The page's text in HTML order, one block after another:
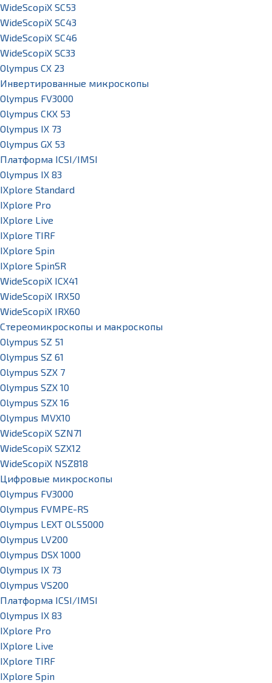
WideScopiX SC53
WideScopiX SC43
WideScopiX SC46
WideScopiX SC33
Olympus CX 23
Инвертированные микроскопы
Olympus FV3000
Olympus CKX 53
Olympus IX 73
Olympus GX 53
Платформа ICSI/IMSI
Olympus IX 83
IXplore Standard
IXplore Pro
IXplore Live
IXplore TIRF
IXplore Spin
IXplore SpinSR
WideScopiX ICX41
WideScopiX IRX50
WideScopiX IRX60
Стереомикроскопы и макроскопы
Olympus SZ 51
Olympus SZ 61
Olympus SZX 7
Olympus SZX 10
Olympus SZX 16
Olympus MVX10
WideScopiX SZN71
WideScopiX SZX12
WideScopiX NSZ818
Цифровые микроскопы
Olympus FV3000
Olympus FVMPE-RS
Olympus LEXT OLS5000
Olympus LV200
Olympus DSX 1000
Olympus IX 73
Olympus VS200
Платформа ICSI/IMSI
Olympus IX 83
IXplore Pro
IXplore Live
IXplore TIRF
IXplore Spin